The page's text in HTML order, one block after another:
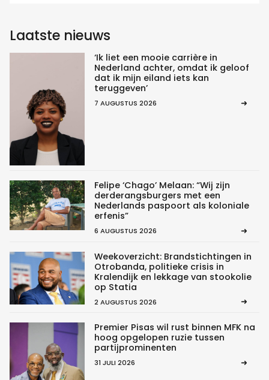
Laatste nieuws
‘Ik liet een mooie carrière in
Nederland achter, omdat ik geloof
dat ik mijn eiland iets kan
teruggeven’
7 AUGUSTUS 2026
Felipe ‘Chago’ Melaan: “Wij zijn
derderangsburgers met een
Nederlands paspoort als koloniale
erfenis”
6 AUGUSTUS 2026
Weekoverzicht: Brandstichtingen in
Otrobanda, politieke crisis in
Kralendijk en lekkage van stookolie
op Statia
2 AUGUSTUS 2026
Premier Pisas wil rust binnen MFK na
hoog opgelopen ruzie tussen
partijprominenten
31 JULI 2026